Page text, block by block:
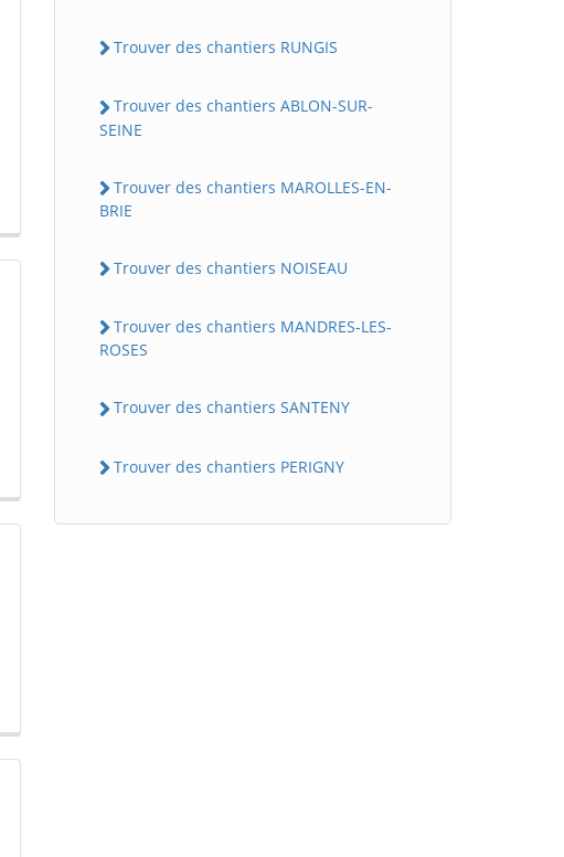
Trouver des chantiers RUNGIS
Trouver des chantiers ABLON-SUR-
SEINE
Trouver des chantiers MAROLLES-EN-
BRIE
Trouver des chantiers NOISEAU
Trouver des chantiers MANDRES-LES-
ROSES
Trouver des chantiers SANTENY
Trouver des chantiers PERIGNY